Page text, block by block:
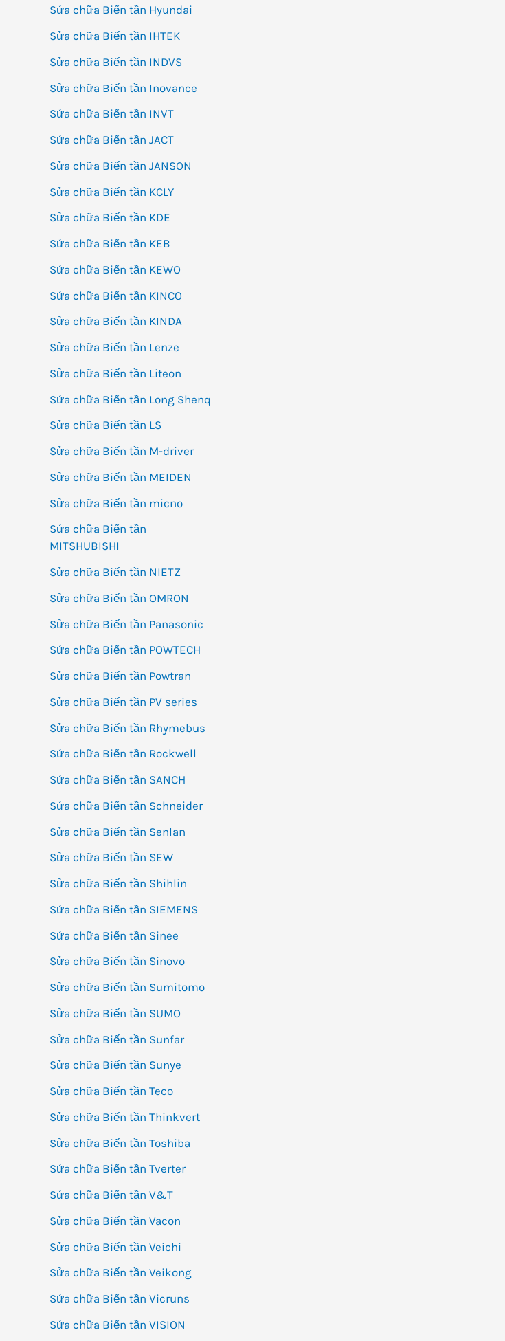
Sửa chữa Biến tần Hyundai
Sửa chữa Biến tần IHTEK
Sửa chữa Biến tần INDVS
Sửa chữa Biến tần Inovance
Sửa chữa Biến tần INVT
Sửa chữa Biến tần JACT
Sửa chữa Biến tần JANSON
Sửa chữa Biến tần KCLY
Sửa chữa Biến tần KDE
Sửa chữa Biến tần KEB
Sửa chữa Biến tần KEWO
Sửa chữa Biến tần KINCO
Sửa chữa Biến tần KINDA
Sửa chữa Biến tần Lenze
Sửa chữa Biến tần Liteon
Sửa chữa Biến tần Long Shenq
Sửa chữa Biến tần LS
Sửa chữa Biến tần M-driver
Sửa chữa Biến tần MEIDEN
Sửa chữa Biến tần micno
Sửa chữa Biến tần
MITSHUBISHI
Sửa chữa Biến tần NIETZ
Sửa chữa Biến tần OMRON
Sửa chữa Biến tần Panasonic
Sửa chữa Biến tần POWTECH
Sửa chữa Biến tần Powtran
Sửa chữa Biến tần PV series
Sửa chữa Biến tần Rhymebus
Sửa chữa Biến tần Rockwell
Sửa chữa Biến tần SANCH
Sửa chữa Biến tần Schneider
Sửa chữa Biến tần Senlan
Sửa chữa Biến tần SEW
Sửa chữa Biến tần Shihlin
Sửa chữa Biến tần SIEMENS
Sửa chữa Biến tần Sinee
Sửa chữa Biến tần Sinovo
Sửa chữa Biến tần Sumitomo
Sửa chữa Biến tần SUMO
Sửa chữa Biến tần Sunfar
Sửa chữa Biến tần Sunye
Sửa chữa Biến tần Teco
Sửa chữa Biến tần Thinkvert
Sửa chữa Biến tần Toshiba
Sửa chữa Biến tần Tverter
Sửa chữa Biến tần V&T
Sửa chữa Biến tần Vacon
Sửa chữa Biến tần Veichi
Sửa chữa Biến tần Veikong
Sửa chữa Biến tần Vicruns
Sửa chữa Biến tần VISION